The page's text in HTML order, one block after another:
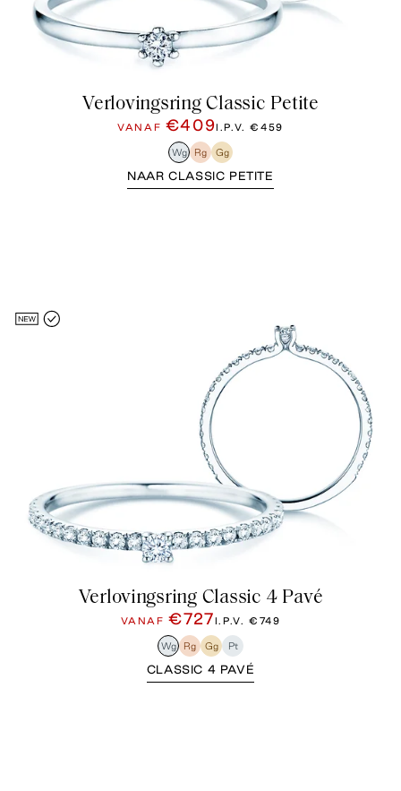
Verlovingsring Classic Petite
VANAF €409I.P.V.€459
Wg Rg Gg
NAAR CLASSIC PETITE
Verlovingsring Classic 4 Pavé
VANAF€727 I.P.V. €749
Wg Rg Gg Pt
CLASSIC 4 PAVÉ